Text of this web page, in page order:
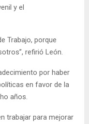
y el
Trabajo, porque
refirió León.
por haber
en favor de la
años.
trabajar para mejorar